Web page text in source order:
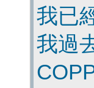
我已
我過